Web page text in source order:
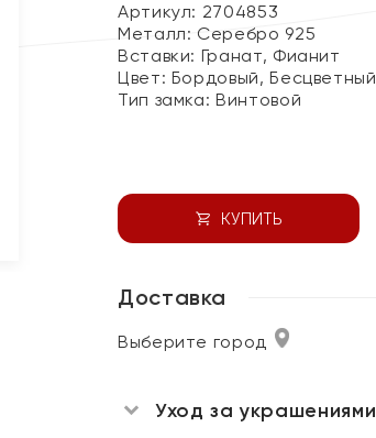
Артикул: 2704853
Металл: Серебро 925
Вставки: Гранат, Фианит
Цвет: Бордовый, Бесцветный
Тип замка:Винтовой
КУПИТЬ
Доставка
Выберите город
Уход за украшениями